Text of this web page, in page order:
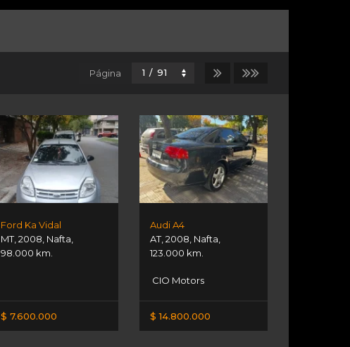
Página
Ford Ka Vidal
MT,2008 Nafta
98.000 km.
$ 7.600.000
Audi A4
AT,2008 Nafta
123.000 km.
CIO Motors
$ 14.800.000